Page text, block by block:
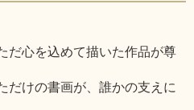
だ心を込めて描いた作品が尊
だけの書画が、誰かの支えに